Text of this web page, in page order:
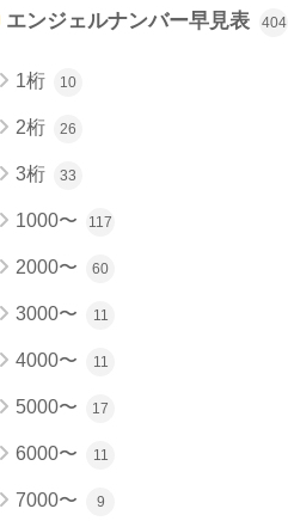
エンジェルナンバー早見表 404
1桁 10
2桁 26
3桁 33
1000〜 117
2000〜 60
3000〜 11
4000〜 11
5000〜 17
6000〜 11
7000〜 9